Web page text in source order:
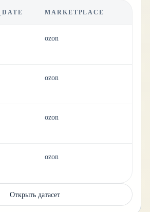
MARKETPLACE
ozon
ozon
ozon
ozon
Открыть датасет